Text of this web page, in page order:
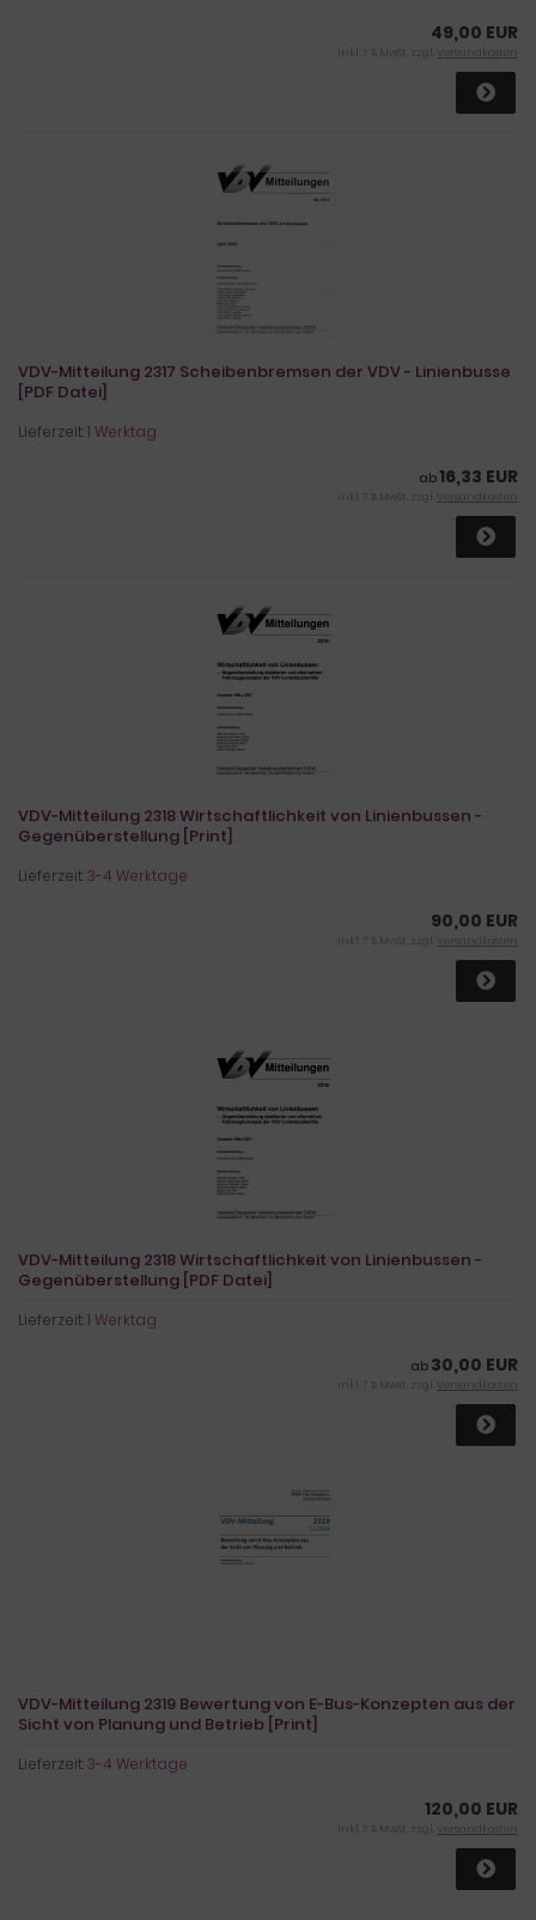
49,00 EUR
inkl. 7 % MwSt. zzgl. Versandkosten
VDV-Mitteilung 2317 Scheibenbremsen der VDV - Linienbusse
[PDF Datei]
Lieferzeit:1 Werktag
ab16,33 EUR
inkl. 7 % MwSt. zzgl. Versandkosten
VDV-Mitteilung 2318 Wirtschaftlichkeit von Linienbussen -
Gegenüberstellung [Print]
Lieferzeit:3-4 Werktage
90,00 EUR
inkl. 7 % MwSt. zzgl. Versandkosten
VDV-Mitteilung 2318 Wirtschaftlichkeit von Linienbussen -
Gegenüberstellung [PDF Datei]
Lieferzeit:1 Werktag
ab 30,00 EUR
inkl. 7 % MwSt. zzgl. Versandkosten
VDV-Mitteilung 2319 Bewertung von E-Bus-Konzepten aus der
Sicht von Planung und Betrieb [Print]
Lieferzeit:3-4 Werktage
120,00 EUR
inkl. 7 % MwSt. zzgl. Versandkosten